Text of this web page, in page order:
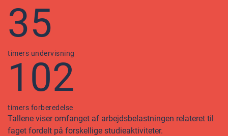
35
timers undervisning
102
timers forberedelse
Tallene viser omfanget af arbejdsbelastningen relateret til
faget fordelt på forskellige studieaktiviteter.